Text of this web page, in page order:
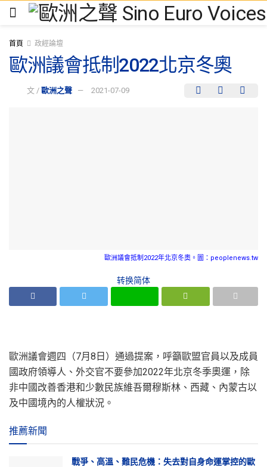
首頁 政經論壇
歐洲議會抵制2022北京冬奧
文 / 歐洲之聲 2021-07-09
歐洲議會抵制2022年北京冬奧。圖：peoplenews.tw
转换简体
歐洲議會週四（7月8日）通過提案，呼籲歐盟官員以及成員
國政府領導人、外交官不要參加2022年北京冬季奧運，除
非中國改善香港和少數民族維吾爾穆斯林、西藏、內蒙古以
及中國境內的人權狀況。
推薦新聞
戰爭、高溫、難民危機：失去對自身命運掌控的歐